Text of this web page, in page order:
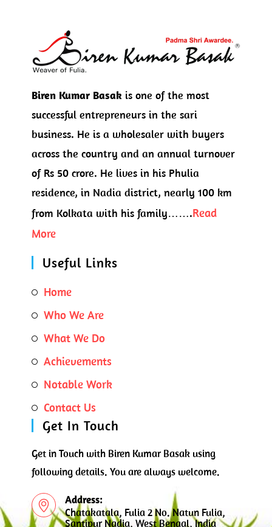
Biren Kumar Basak is one of the most
successful entrepreneurs in the sari
business. He is a wholesaler with buyers
across the country and an annual turnover
of Rs 50 crore. He lives in his Phulia
residence, in Nadia district, nearly 100 km
from Kolkata with his family…….Read
More
Useful Links
HomeOpens
a
new
Who We AreOpens
a
new
What We Do
a
new
Achievements
a
tab
Notable Work
new
Contact Us
new
Get In Touch
Get in Touch with Biren Kumar Basak using
following details. You are always welcome.
Address:
Chatakatala, Fulia 2 No. Natun Fulia,
Santipur Nadia, West Bengal, India